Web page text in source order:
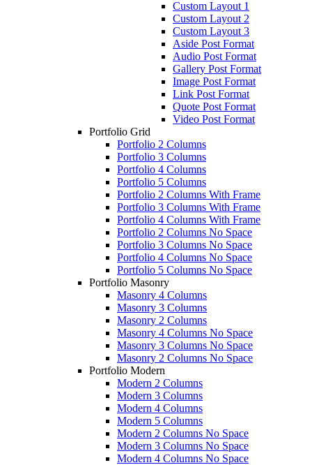
Custom Layout 1
Custom Layout 2
Custom Layout 3
Aside Post Format
Audio Post Format
Gallery Post Format
Image Post Format
Link Post Format
Quote Post Format
Video Post Format
Portfolio Grid
Portfolio 2 Columns
Portfolio 3 Columns
Portfolio 4 Columns
Portfolio 5 Columns
Portfolio 2 Columns With Frame
Portfolio 3 Columns With Frame
Portfolio 4 Columns With Frame
Portfolio 2 Columns No Space
Portfolio 3 Columns No Space
Portfolio 4 Columns No Space
Portfolio 5 Columns No Space
Portfolio Masonry
Masonry 4 Columns
Masonry 3 Columns
Masonry 2 Columns
Masonry 4 Columns No Space
Masonry 3 Columns No Space
Masonry 2 Columns No Space
Portfolio Modern
Modern 2 Columns
Modern 3 Columns
Modern 4 Columns
Modern 5 Columns
Modern 2 Columns No Space
Modern 3 Columns No Space
Modern 4 Columns No Space